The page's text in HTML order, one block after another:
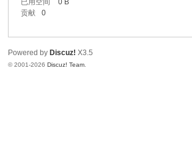
已用空间
0 B
贡献
0
Powered by Discuz! X3.5
© 2001-2026Discuz! Team